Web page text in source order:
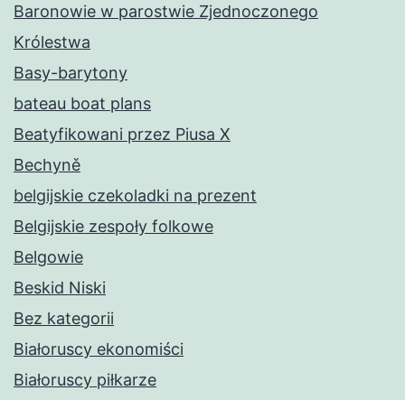
Baronowie w parostwie Zjednoczonego
Królestwa
Basy-barytony
bateau boat plans
Beatyfikowani przez Piusa X
Bechyně
belgijskie czekoladki na prezent
Belgijskie zespoły folkowe
Belgowie
Beskid Niski
Bez kategorii
Białoruscy ekonomiści
Białoruscy piłkarze